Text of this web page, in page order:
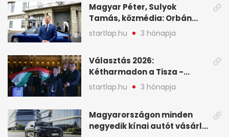
Magyar Péter, Sulyok
Tamás, közmédia: Orbán
Viktor április 13. óta hallgat,
közben pörögnek az
startlap.hu 3 hónapja
Választás 2026:
Kétharmadon a Tisza -
mutatjuk, hogyan alakulnak
a mandátumok
startlap.hu 3 hónapja
Magyarországon minden
negyedik kínai autót vásárló